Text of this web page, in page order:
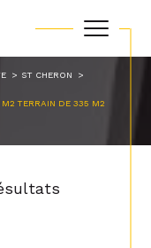
ST CHERON
TERRAIN DE 335 M2